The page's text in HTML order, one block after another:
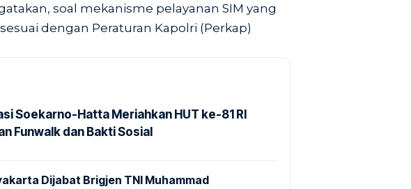
soal mekanisme pelayanan SIM yang
dengan Peraturan Kapolri (Perkap)
Soekarno-Hatta Meriahkan HUT ke-81 RI
Funwalk dan Bakti Sosial
Dijabat Brigjen TNI Muhammad